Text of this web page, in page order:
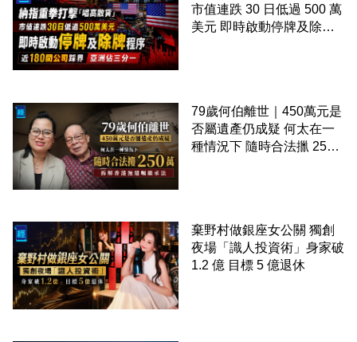
市值連跌 30 日低過 500 萬
美元 即時啟動停牌及除牌
79歲何伯離世｜450萬元是
否屬遺產仍成疑 何太在一
種情況下 隨時合法擸 250
棄野村做銀座女公關 獨創
夜場「識人投資術」身家破
1.2 億 目標 5 億退休